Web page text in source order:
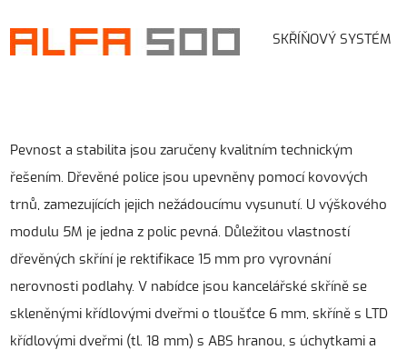
SKŘÍŇOVÝ SYSTÉM
Pevnost a stabilita jsou zaručeny kvalitním technickým
řešením. Dřevěné police jsou upevněny pomocí kovových
trnů, zamezujících jejich nežádoucímu vysunutí. U výškového
modulu 5M je jedna z polic pevná. Důležitou vlastností
dřevěných skříní je rektifikace 15 mm pro vyrovnání
nerovnosti podlahy. V nabídce jsou kancelářské skříně se
skleněnými křídlovými dveřmi o tloušťce 6 mm, skříně s LTD
křídlovými dveřmi (tl. 18 mm) s ABS hranou, s úchytkami a